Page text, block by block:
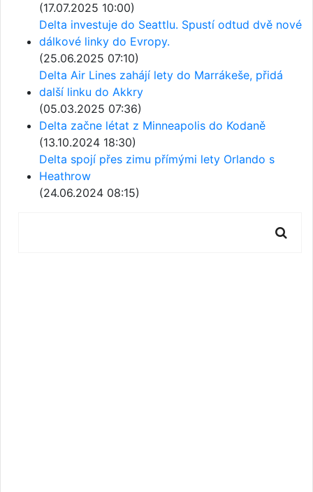
(17.07.2025 10:00)
Delta investuje do Seattlu. Spustí odtud dvě nové
dálkové linky do Evropy.
(25.06.2025 07:10)
Delta Air Lines zahájí lety do Marrákeše, přidá
další linku do Akkry
(05.03.2025 07:36)
Delta začne létat z Minneapolis do Kodaně
(13.10.2024 18:30)
Delta spojí přes zimu přímými lety Orlando s
Heathrow
(24.06.2024 08:15)